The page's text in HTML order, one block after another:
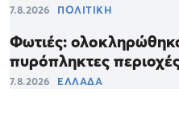
7.8.2026 ΠΟΛΙΤΙΚΗ
Φωτιές:
πυρόπληκτες
7.8.2026 ΕΛΛΑΔΑ